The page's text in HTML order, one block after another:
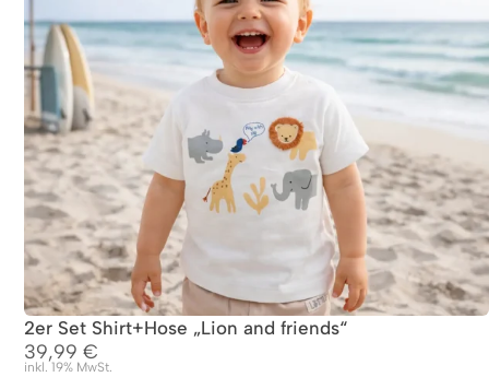
2er Set Shirt+Hose „Lion and friends“
39,99€
inkl. 19% MwSt.